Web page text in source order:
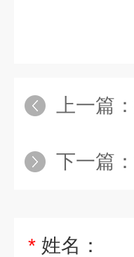
上一篇：
下一篇：
* 姓名：